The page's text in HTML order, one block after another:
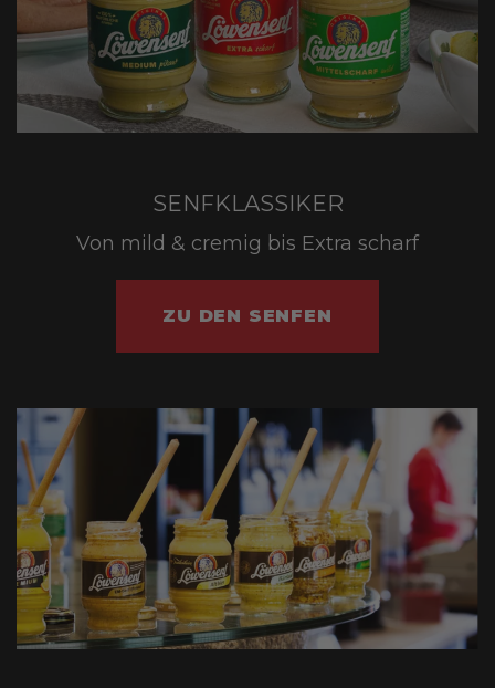
SENFKLASSIKER
Von mild & cremig bis Extra scharf
ZU DEN SENFEN